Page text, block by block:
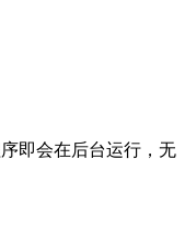
即会在后台运行，无